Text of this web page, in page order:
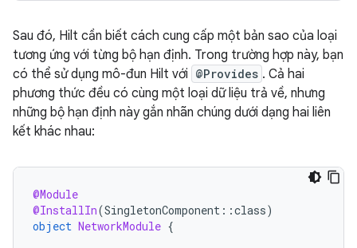
Sau đó, Hilt cần biết cách cung cấp một bản sao của loại
tương ứng với từng bộ hạn định. Trong trường hợp này, bạn
có thể sử dụng mô-đun Hilt với @Provides . Cả hai
phương thức đều có cùng một loại dữ liệu trả về, nhưng
những bộ hạn định này gắn nhãn chúng dưới dạng hai liên
kết khác nhau:
@Module
@InstallIn(SingletonComponent ::class)
object NetworkModule {